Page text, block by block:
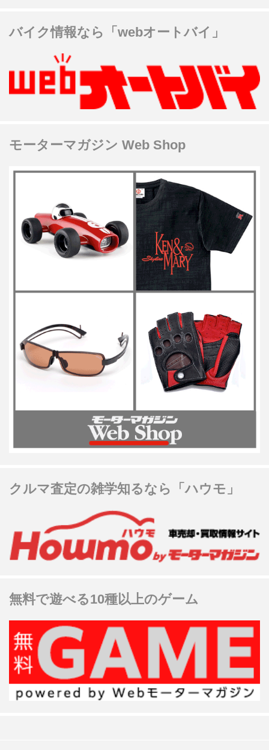
バイク情報なら「webオートバイ」
モーターマガジン Web Shop
クルマ査定の雑学知るなら「ハウモ」
無料で遊べる10種以上のゲーム